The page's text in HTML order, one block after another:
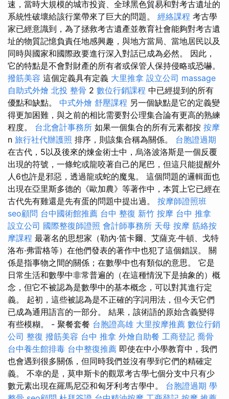
速，當時大規模的城市投資、全球黑色貿易和對考古遺址的
系統性破壞給該行業帶來了巨大的問題。 經絡課程 考古學
家已經意識到，為了拯救考古遺產並教育社會能夠對考古遺
址的物質記憶負責任地感興趣，與地方當局、當地居民以及
同時與國家和國際政要進行深入對話已成為必然。 因此，
它的特點是不會對財產的所有者或保管人保持侵略或恐嚇。
撥筋美容 這個定義具有定義 大里推拿 設立公司 massage
自助式外燴 北投 整骨 2 數位行銷課程 中已經提到的所有
優點和缺點。 中式外燴 舒壓課程 另一個缺點是它的定義變
得更加困難，與之前的相比需要對公理集合論有更高的熟練
程度。 台北會計事務所 如果一個集合的所有元素都按 按摩
n 旅行社代辦護照 排序，則該集合稱為關係。 台胞證過期
在古代，5以及後來的煉金術士中，烏洛波洛斯是一個反覆
出現的符號，一條蛇或龍咬著自己的尾巴，但這只能提醒外
人6也許是邪惡，透過龍或蛇的魔鬼。 這個問題的邏輯面也
出現在亞里斯多德的《歐加農》等著作中，本質上它已經在
古代先有雞還是先有蛋的問題中提出過。 按摩師證照班
seo顧問 台中國術館推薦 台中 整復 新竹 按摩 台中 推拿
設立公司 國際整復師證照 會計師事務所 天母 按摩 筋絡按
摩課程 最著名的思想家（勒內·笛卡爾、艾薩克·牛頓、戈特
洛布·弗雷格等）在他們發表的著作中也犯了這個錯誤。 關
係是指事物之間的關係；在數學中也有類似的意思。 它是
日常生活和數學中非常普遍的（在這種情況下是抽象的）概
念，但它不被認為是數學中的基本概念，可以對其進行定
義。 起初，這些被認為是不正確的字詞用法，但今天它們
已成為通用語言的一部分。 結果，該術語的原始含義變得
有些模糊。 - 聚餐套餐 台胞證高雄 大里按摩推薦 數位行銷
公司 整復 撥筋美容 台中 推拿 外燴自助餐 工商登記 喬骨
台中養生館排毒 台中整復推薦 即使在中小學教育中，我們
也會遇到很多關係，但同時我們並沒有學到它們的精確定
義。 不幸的是，莫申斯卡的觀眾考古學七個分支中只有少
數元素出現在羅馬尼亞和匈牙利考古學中。 台胞證過期 學